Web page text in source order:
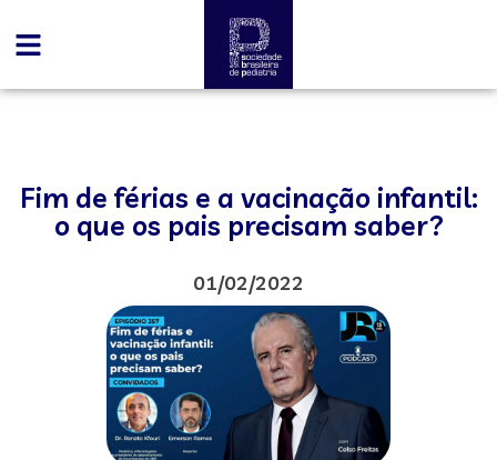
Fim de férias e a vacinação infantil:
o que os pais precisam saber?
01/02/2022